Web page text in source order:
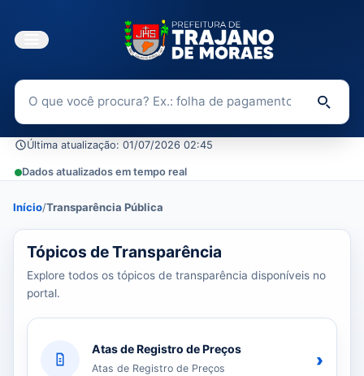
Buscar no Portal da Transparência
Última atualização: 01/07/2026 02:45
Dados atualizados em tempo real
Início/Transparência Pública
39 tópicos carregados do banco de dados.
Tópicos de Transparência
Explore todos os tópicos de transparência disponíveis no
portal.
Atas de Registro de Preços
Atas de Registro de Preços ›